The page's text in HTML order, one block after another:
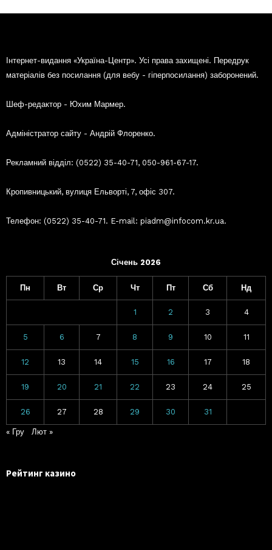
Інтернет-видання «Україна-Центр». Усі права захищені. Передрук
матеріалів без посилання (для вебу - гіперпосилання) заборонений.
Шеф-редактор - Юхим Мармер.
Адміністратор сайту - Андрій Флоренко.
Рекламний відділ: (0522) 35-40-71, 050-961-67-17.
Кропивницький, вулиця Ельворті, 7, офіс 307.
Телефон: (0522) 35-40-71. E-mail: piadm@infocom.kr.ua.
Січень 2026
Пн Вт Ср Чт Пт Сб Нд
1 2 3 4
5 6 7 8 9 10 11
12 13 14 15 16 17 18
19 20 21 22 23 24 25
26 27 28 29 30 31
« Гру Лют »
Рейтинг казино